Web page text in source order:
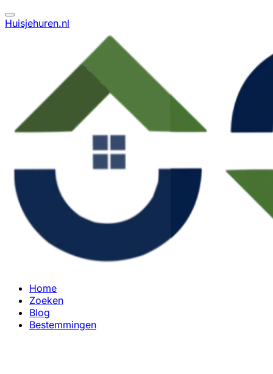
Huisjehuren.nl
Home
Zoeken
Blog
Bestemmingen